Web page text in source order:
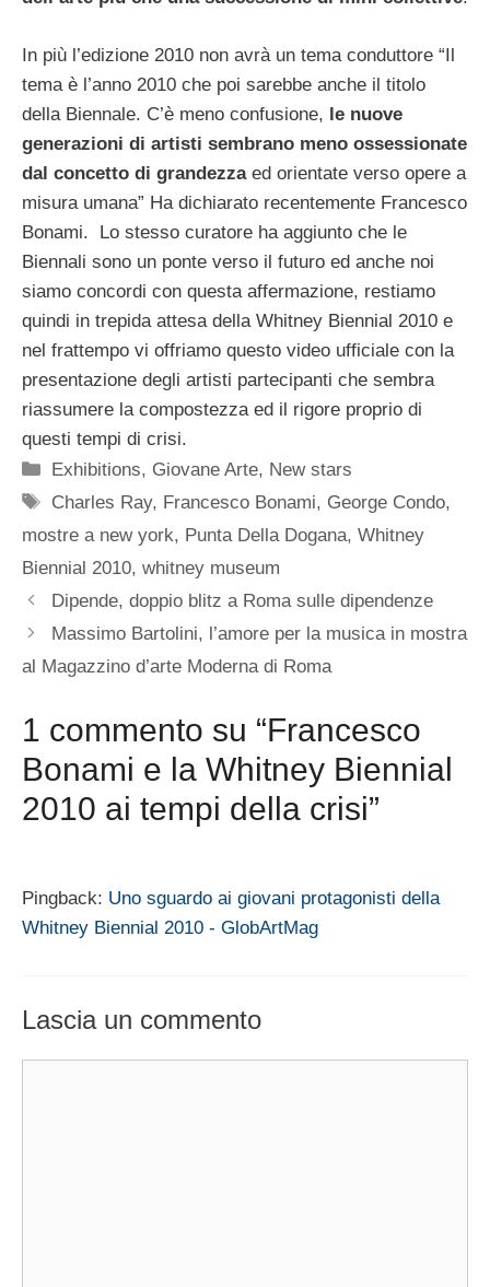
In più l’edizione 2010 non avrà un tema conduttore “Il
tema è l’anno 2010 che poi sarebbe anche il titolo
della Biennale. C’è meno confusione, le nuove
generazioni di artisti sembrano meno ossessionate
dal concetto di grandezzaed orientate verso opere a
misura umana” Ha dichiarato recentemente Francesco
Bonami. Lo stesso curatore ha aggiunto che le
Biennali sono un ponte verso il futuro ed anche noi
siamo concordi con questa affermazione, restiamo
quindi in trepida attesa della Whitney Biennial 2010 e
nel frattempo vi offriamo questo video ufficiale con la
presentazione degli artisti partecipanti che sembra
riassumere la compostezza ed il rigore proprio di
questi tempi di crisi.
Categorie
Exhibitions, Giovane Arte, New stars
Tag
Charles Ray, Francesco Bonami, George Condo,
mostre a new york, Punta Della Dogana, Whitney
Biennial 2010, whitney museum
Dipende, doppio blitz a Roma sulle dipendenze
Massimo Bartolini, l’amore per la musica in mostra
al Magazzino d’arte Moderna di Roma
1 commento su “Francesco
Bonami e la Whitney Biennial
2010 ai tempi della crisi”
Pingback: Uno sguardo ai giovani protagonisti della
Whitney Biennial 2010 - GlobArtMag
Lascia un commento